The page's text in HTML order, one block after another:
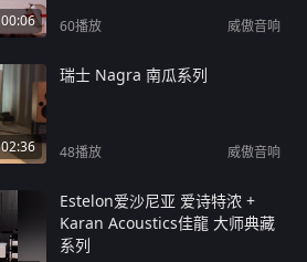
00:06 60播放 威傲音响
02:36
瑞士 Nagra 南瓜系列
48播放 威傲音响
Estelon爱沙尼亚 爱诗特浓 +
Karan Acoustics佳龍 大师典藏
系列